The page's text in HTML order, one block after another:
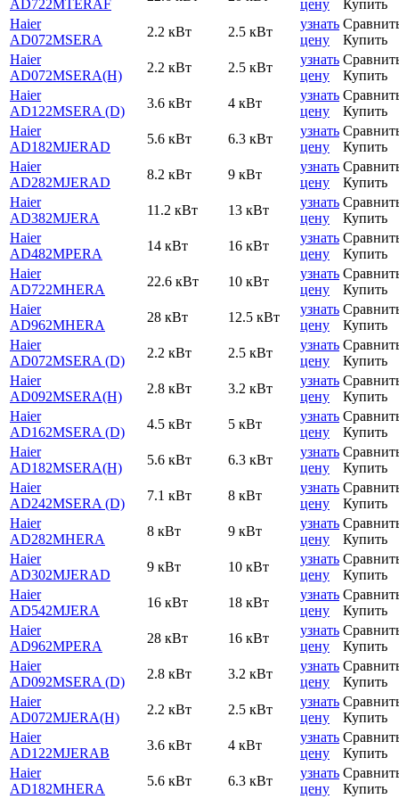
AD722MTERAF
цену
Купить
Haier
AD072MSERA
2.2 кВт 2.5 кВт
узнать
цену
Купить
Haier
AD072MSERA(H)
2.2 кВт 2.5 кВт
узнать
цену
Купить
Haier
AD122MSERA (D)
3.6 кВт 4 кВт
узнать
цену
Купить
Haier
AD182MJERAD
5.6 кВт 6.3 кВт
узнать
цену
Купить
Haier
AD282MJERAD
8.2 кВт 9 кВт
узнать
цену
Купить
Haier
AD382MJERA
11.2 кВт 13 кВт
узнать
цену
Купить
Haier
AD482MPERA
14 кВт 16 кВт
узнать
цену
Купить
Haier
AD722MHERA
22.6 кВт 10 кВт
узнать
цену
Купить
Haier
AD962MHERA
28 кВт 12.5 кВт
узнать
цену
Купить
Haier
AD072MSERA (D)
2.2 кВт 2.5 кВт
узнать
цену
Купить
Haier
AD092MSERA(H)
2.8 кВт 3.2 кВт
узнать
цену
Купить
Haier
AD162MSERA (D)
4.5 кВт 5 кВт
узнать
цену
Купить
Haier
AD182MSERA(H)
5.6 кВт 6.3 кВт
узнать
цену
Купить
Haier
AD242MSERA (D)
7.1 кВт 8 кВт
узнать
цену
Купить
Haier
AD282MHERA
8 кВт 9 кВт
узнать
цену
Купить
Haier
AD302MJERAD
9 кВт 10 кВт
узнать
цену
Купить
Haier
AD542MJERA
16 кВт 18 кВт
узнать
цену
Купить
Haier
AD962MPERA
28 кВт 16 кВт
узнать
цену
Купить
Haier
AD092MSERA (D)
2.8 кВт 3.2 кВт
узнать
цену
Купить
Haier
AD072MJERA(H)
2.2 кВт 2.5 кВт
узнать
цену
Купить
Haier
AD122MJERAB
3.6 кВт 4 кВт
узнать
цену
Купить
Haier
AD182MHERA
5.6 кВт 6.3 кВт
узнать
цену
Купить